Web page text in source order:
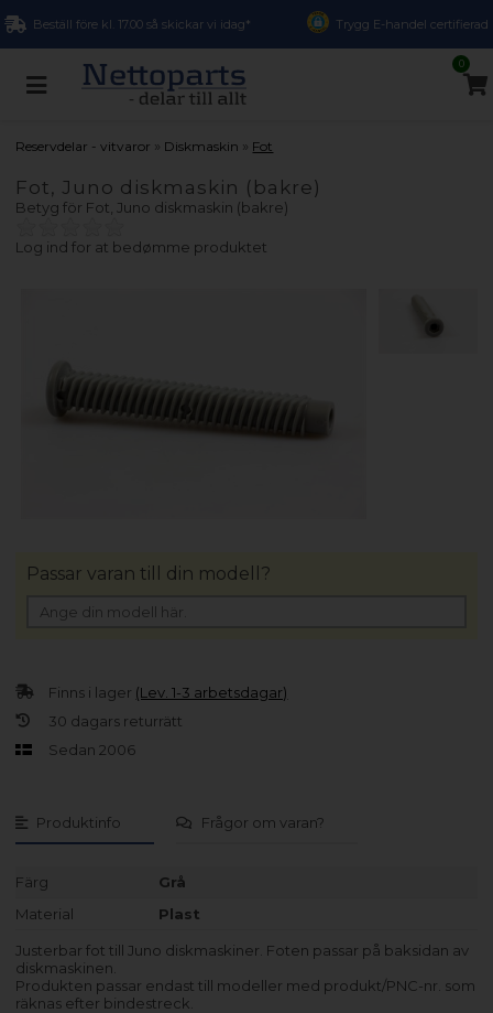
Beställ före kl. 17.00 så skickar vi idag* Trygg E-handel certifierad
0
Reservdelar - vitvaror » Diskmaskin » Fot
Fot, Juno diskmaskin (bakre)
Betyg för Fot, Juno diskmaskin (bakre)
Log ind for at bedømme produktet
Produktinfo Frågor om varan?
Färg
Grå
Material
Plast
Justerbar fot till Juno diskmaskiner. Foten passar på baksidan av
diskmaskinen.
Produkten passar endast till modeller med produkt/PNC-nr. som
räknas efter bindestreck.
Finns i lager (Lev. 1-3 arbetsdagar)
30 dagars returrätt
Sedan 2006
Passar varan till din modell?